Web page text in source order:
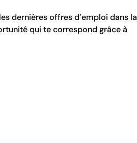
dernières offres d’emploi dans la
qui te correspond grâce à